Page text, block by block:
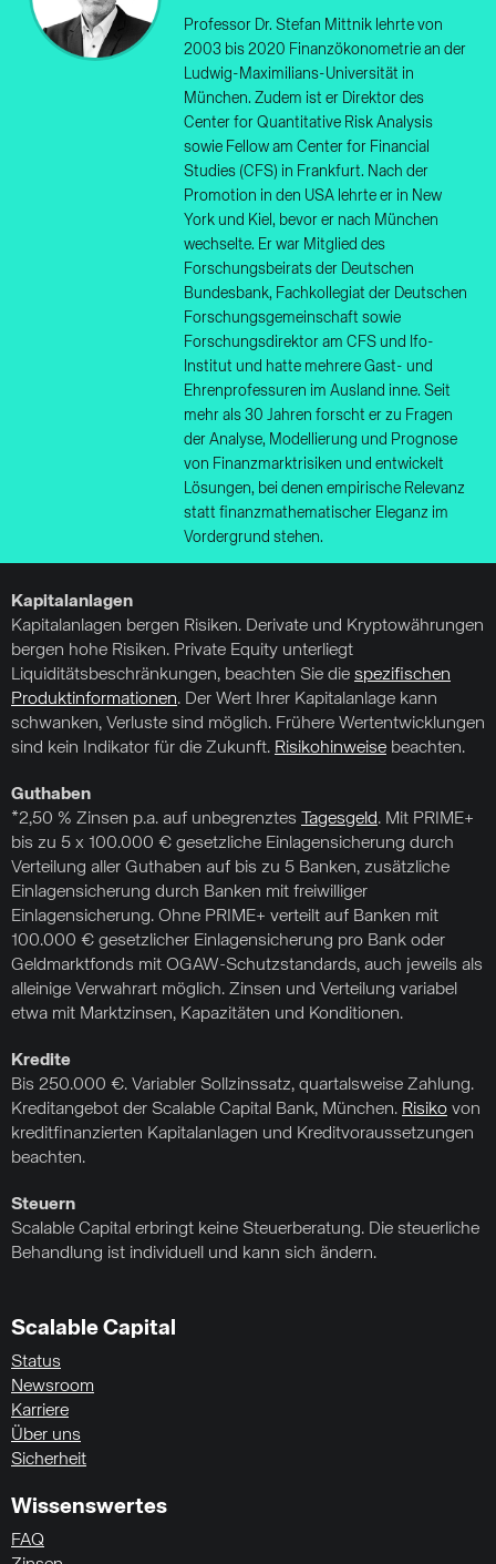
Professor Dr. Stefan Mittnik lehrte von
2003 bis 2020 Finanzökonometrie an der
Ludwig-Maximilians-Universität in
München. Zudem ist er Direktor des
Center for Quantitative Risk Analysis
sowie Fellow am Center for Financial
Studies (CFS) in Frankfurt. Nach der
Promotion in den USA lehrte er in New
York und Kiel, bevor er nach München
wechselte. Er war Mitglied des
Forschungsbeirats der Deutschen
Bundesbank, Fachkollegiat der Deutschen
Forschungsgemeinschaft sowie
Forschungsdirektor am CFS und Ifo-
Institut und hatte mehrere Gast- und
Ehrenprofessuren im Ausland inne. Seit
mehr als 30 Jahren forscht er zu Fragen
der Analyse, Modellierung und Prognose
von Finanzmarktrisiken und entwickelt
Lösungen, bei denen empirische Relevanz
statt finanzmathematischer Eleganz im
Vordergrund stehen.
Kapitalanlagen
Kapitalanlagen bergen Risiken. Derivate und Kryptowährungen
bergen hohe Risiken. Private Equity unterliegt
Liquiditätsbeschränkungen, beachten Sie die spezifischen
Produktinformationen. Der Wert Ihrer Kapitalanlage kann
schwanken, Verluste sind möglich. Frühere Wertentwicklungen
sind kein Indikator für die Zukunft. Risikohinweise beachten.
Guthaben
*2,50 % Zinsen p.a. auf unbegrenztes
Tagesgeld. Mit PRIME+
bis zu 5 x 100.000 € gesetzliche Einlagensicherung durch
Verteilung aller Guthaben auf bis zu 5 Banken, zusätzliche
Einlagensicherung durch Banken mit freiwilliger
Einlagensicherung. Ohne PRIME+ verteilt auf Banken mit
100.000 € gesetzlicher Einlagensicherung pro Bank oder
Geldmarktfonds mit OGAW-Schutzstandards, auch jeweils als
alleinige Verwahrart möglich. Zinsen und Verteilung variabel
etwa mit Marktzinsen, Kapazitäten und Konditionen.
Kredite
Bis 250.000 €. Variabler Sollzinssatz, quartalsweise Zahlung.
Kreditangebot der Scalable Capital Bank, München. Risiko von
kreditfinanzierten Kapitalanlagen und Kreditvoraussetzungen
beachten.
Steuern
Scalable Capital erbringt keine Steuerberatung. Die steuerliche
Behandlung ist individuell und kann sich ändern.
Scalable Capital
Status
Newsroom
Karriere
Über uns
Sicherheit
Wissenswertes
FAQ